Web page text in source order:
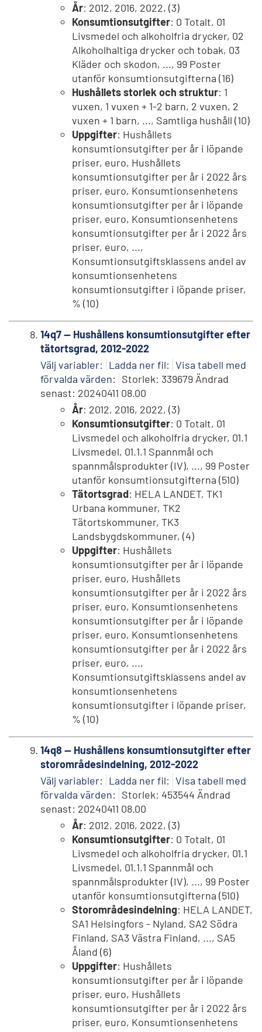
År: 2012, 2016, 2022, (3)
Konsumtionsutgifter: 0 Totalt, 01
Livsmedel och alkoholfria drycker, 02
Alkoholhaltiga drycker och tobak, 03
Kläder och skodon, ..., 99 Poster
utanför konsumtionsutgifterna (16)
Hushållets storlek och struktur: 1
vuxen, 1 vuxen + 1-2 barn, 2 vuxen, 2
vuxen + 1 barn, ..., Samtliga hushåll (10)
Uppgifter: Hushållets
konsumtionsutgifter per år i löpande
priser, euro, Hushållets
konsumtionsutgifter per år i 2022 års
priser, euro, Konsumtionsenhetens
konsumtionsutgifter per år i löpande
priser, euro, Konsumtionsenhetens
konsumtionsutgifter per år i 2022 års
priser, euro, ...,
Konsumtionsutgiftsklassens andel av
konsumtionsenhetens
konsumtionsutgifter i löpande priser,
% (10)
14q7 -- Hushållens konsumtionsutgifter efter
tätortsgrad, 2012-2022
Välj variabler: Ladda ner fil: Visa tabell med
förvalda värden: Storlek: 339679 Ändrad
senast: 20240411 08.00
År: 2012, 2016, 2022, (3)
Konsumtionsutgifter: 0 Totalt, 01
Livsmedel och alkoholfria drycker, 01.1
Livsmedel, 01.1.1 Spannmål och
spannmålsprodukter (IV), ..., 99 Poster
utanför konsumtionsutgifterna (510)
Tätortsgrad: HELA LANDET, TK1
Urbana kommuner, TK2
Tätortskommuner, TK3
Landsbygdskommuner, (4)
Uppgifter: Hushållets
konsumtionsutgifter per år i löpande
priser, euro, Hushållets
konsumtionsutgifter per år i 2022 års
priser, euro, Konsumtionsenhetens
konsumtionsutgifter per år i löpande
priser, euro, Konsumtionsenhetens
konsumtionsutgifter per år i 2022 års
priser, euro, ...,
Konsumtionsutgiftsklassens andel av
konsumtionsenhetens
konsumtionsutgifter i löpande priser,
% (10)
14q8 -- Hushållens konsumtionsutgifter efter
storområdesindelning, 2012-2022
Välj variabler: Ladda ner fil: Visa tabell med
förvalda värden: Storlek: 453544 Ändrad
senast: 20240411 08.00
År: 2012, 2016, 2022, (3)
Konsumtionsutgifter: 0 Totalt, 01
Livsmedel och alkoholfria drycker, 01.1
Livsmedel, 01.1.1 Spannmål och
spannmålsprodukter (IV), ..., 99 Poster
utanför konsumtionsutgifterna (510)
Storområdesindelning: HELA LANDET,
SA1 Helsingfors - Nyland, SA2 Södra
Finland, SA3 Västra Finland, ..., SA5
Åland (6)
Uppgifter: Hushållets
konsumtionsutgifter per år i löpande
priser, euro, Hushållets
konsumtionsutgifter per år i 2022 års
priser, euro, Konsumtionsenhetens